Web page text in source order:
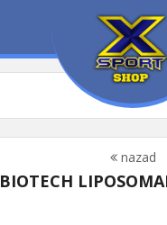
nazad
BIOTECH